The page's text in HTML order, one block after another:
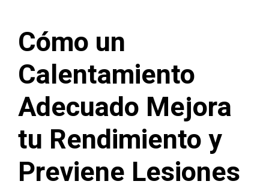
Cómo un
Calentamiento
Adecuado Mejora
tu Rendimiento y
Previene Lesiones